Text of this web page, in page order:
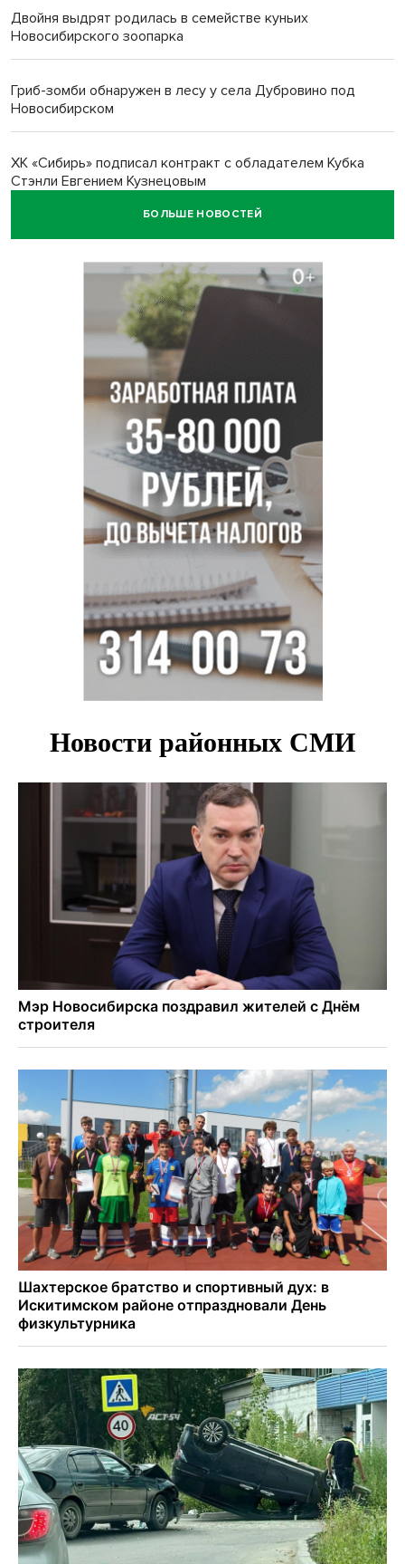
Двойня выдрят родилась в семействе куньих
Новосибирского зоопарка
Гриб-зомби обнаружен в лесу у села Дубровино под
Новосибирском
ХК «Сибирь» подписал контракт с обладателем Кубка
Стэнли Евгением Кузнецовым
Отправил инвалида на СВО и получил его «посмертные»
Андрей Травников поздравил новосибирцев с
юбилейным Днем строителя
Ученики новосибирского лицея победили в
Международной олимпиаде по ИИ
Остановку электричек о.п. Радуга Сибири начали строить
БОЛЬШЕ НОВОСТЕЙ